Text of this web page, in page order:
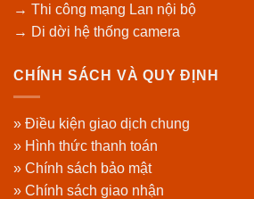
→ Thi công mạng Lan nội bộ
→ Di dời hệ thống camera
CHÍNH SÁCH VÀ QUY ĐỊNH
» Điều kiện giao dịch chung
» Hình thức thanh toán
» Chính sách bảo mật
» Chính sách giao nhận